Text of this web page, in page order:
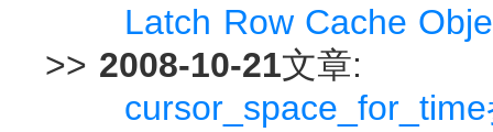
Latch Row Cache
>> 2008-10-21文章: